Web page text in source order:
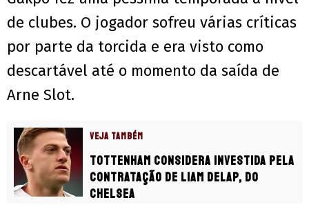
de clubes. O jogador sofreu várias críticas
por parte da torcida e era visto como
descartável até o momento da saída de
Arne Slot.
VEJA TAMBÉM
Tottenham considera investida pela
contratação de Liam Delap, do
Chelsea